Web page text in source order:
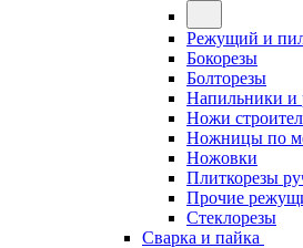
Режущий и
Бокорезы
Болторезы
Напильники и
Ножи
Ножницы по
Ножовки
Плиткорезы
Прочие
Стеклорезы
Сварка и пайка